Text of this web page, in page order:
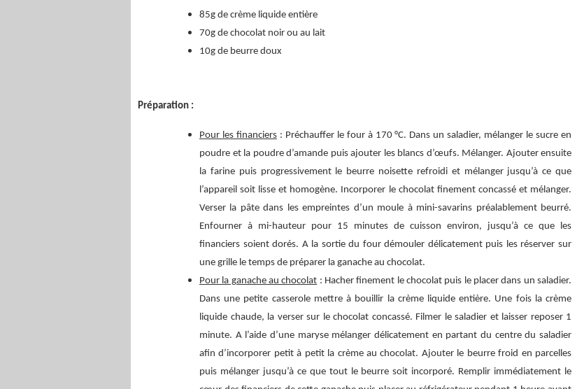
85g de crème liquide entière
70g de chocolat noir ou au lait
10g de beurre doux
Préparation :
Pour les financiers: Préchauffer le four à 170 °C. Dans un saladier, mélanger le sucre en
poudre et la poudre d’amande puis ajouter les blancs d’œufs. Mélanger. Ajouter ensuite
la farine puis progressivement le beurre noisette refroidi et mélanger jusqu’à ce que
l’appareil soit lisse et homogène. Incorporer le chocolat finement concassé et mélanger.
Verser la pâte dans les empreintes d’un moule à mini-savarins préalablement beurré.
Enfourner à mi-hauteur pour 15 minutes de cuisson environ, jusqu’à ce que les
financiers soient dorés. A la sortie du four démouler délicatement puis les réserver sur
une grille le temps de préparer la ganache au chocolat.
Pour la ganache au chocolat : Hacher finement le chocolat puis le placer dans un saladier.
Dans une petite casserole mettre à bouillir la crème liquide entière. Une fois la crème
liquide chaude, la verser sur le chocolat concassé. Filmer le saladier et laisser reposer 1
minute. A l’aide d’une maryse mélanger délicatement en partant du centre du saladier
afin d’incorporer petit à petit la crème au chocolat. Ajouter le beurre froid en parcelles
puis mélanger jusqu’àce que tout le beurre soit incorporé. Remplir immédiatement le